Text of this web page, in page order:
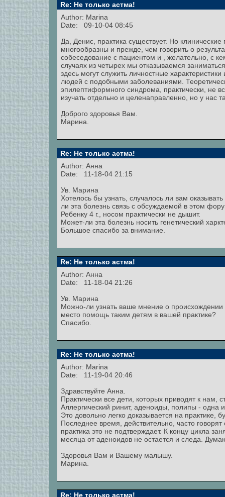
Re: Не только астма!
Author: Marina
Date: 09-10-04 08:45
Да, Денис, практика существует. Но
многообразны и прежде, чем говорить о
собеседование с пациентом и , желательно, с
случаях из четырех мы отказываемся
здесь могут служить личностные
людей с подобными заболеваниями.
эпилептиформного синдрома, практически, не
изучать отдельно и целенаправленно, но у нас
Доброго здоровья Вам.
Марина.
Re: Не только астма!
Author: Анна
Date: 11-18-04 21:15
Ув. Марина
Хотелось бы узнать, случалось ли вам
ли эта болезнь связь с обсуждаемой в этом
Ребенку 4 г., носом практически не дышит.
Может-ли эта болезнь носить генетический
Большое спасибо за внимание.
Re: Не только астма!
Author: Анна
Date: 11-18-04 21:26
Ув. Марина
Можно-ли узнать ваше мнение о происхождении
место помощь таким детям в вашей практике?
Спасибо.
Re: Не только астма!
Author: Marina
Date: 11-19-04 20:46
Здравствуйте Анна.
Практически все дети, которых приводят к
Аллергический ринит, аденоиды, полипы - одна
Это довольно легко доказывается на практике,
Последнее время, действительно, часто
практика это не подтверждает. К концу цикла
месяца от аденоидов не остается и следа.
Здоровья Вам и Вашему малышу.
Марина.
Re: Не только астма!